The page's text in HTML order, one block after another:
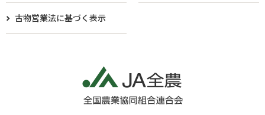
古物営業法に基づく表示